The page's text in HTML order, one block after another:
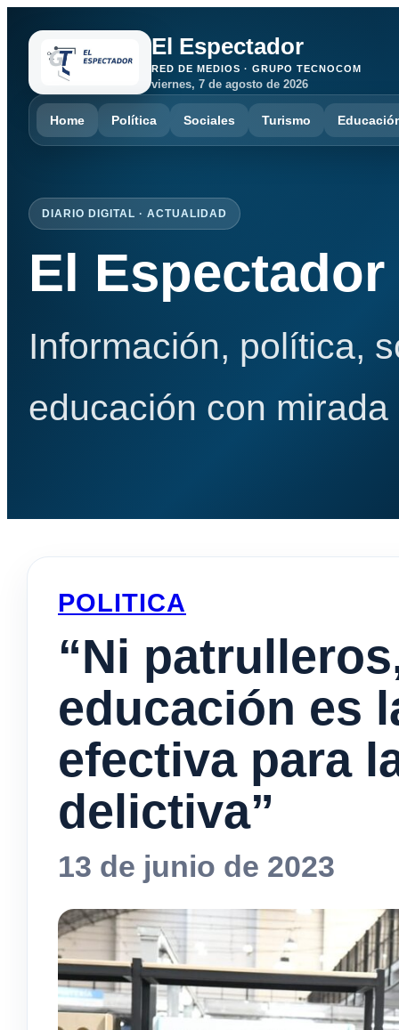
El Espectador
RED DE MEDIOS · GRUPO TECNOCOM
viernes, 7 de agosto de 2026
Home Política Sociales Turismo
DIARIO DIGITAL · ACTUALIDAD
El Espectador
Información, política,
educación con
POLITICA
“Ni
educación es
efectiva para
delictiva”
13 de junio de 2023